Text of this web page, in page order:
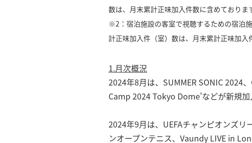
数は、月末累計正味加入件数に含めておりま
※2：宿泊施設の客室で視聴するための宿泊
計正味加入件（室）数は、月末累計正味加入
1.月次概況
2024年8月は、SUMMER SONIC 2024
Camp 2024 Tokyo Dome'などが新規加
2024年9月は、UEFAチャンピオンズリ
ンオープンテニス、Vaundy LIVE in